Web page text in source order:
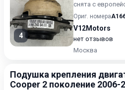
4
снята с
минимальным
Ориг. номера
V12Motors
нет отзывов
Москва
Подушка крепления
Cooper 2 поколение 2006-